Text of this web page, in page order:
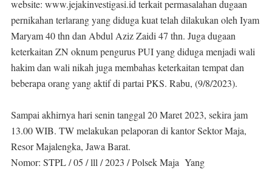
website: www.jejakinvestigasi.id terkait permasalahan dugaan
pernikahan terlarang yang diduga kuat telah dilakukan oleh Iyam
Maryam 40 thn dan Abdul Aziz Zaidi 47 thn. Juga dugaan
keterkaitan ZN oknum pengurus PUI yang diduga menjadi wali
hakim dan wali nikah juga membahas keterkaitan tempat dan
beberapa orang yang aktif di partai PKS. Rabu, (9/8/2023).
Sampai akhirnya hari senin tanggal 20 Maret 2023, sekira jam
13.00 WIB. TW melakukan pelaporan di kantor Sektor Maja,
Resor Majalengka, Jawa Barat.
Nomor: STPL / 05 / lll / 2023 / Polsek Maja Yang